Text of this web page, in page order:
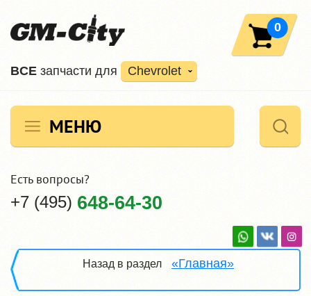
ВCE запчасти для Chevrolet
0
МЕНЮ
Есть вопросы?
+7 (495) 648-64-30
Назад в раздел «Главная»